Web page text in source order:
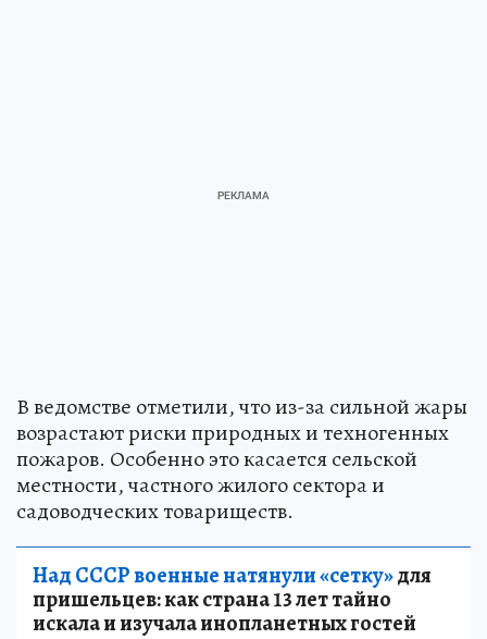
В ведомстве отметили, что из-за сильной жары
возрастают риски природных и техногенных
пожаров. Особенно это касается сельской
местности, частного жилого сектора и
садоводческих товариществ.
Над СССР военные натянули «сетку»для
пришельцев: как страна 13 лет тайно
искала и изучала инопланетных гостей